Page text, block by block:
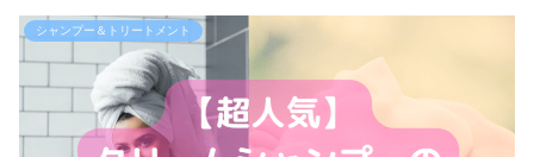
シャンプー＆トリートメント